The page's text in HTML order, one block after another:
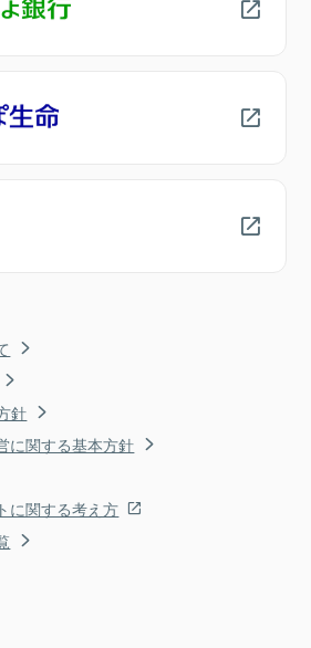
針
に関する基本方針
に関する考え方